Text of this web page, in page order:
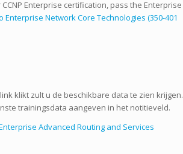
Enterprise certification, pass the Enterprise
Enterprise Network Core Technologies (350-401
klikt zult u de beschikbare data te zien krijgen.
trainingsdata aangeven in het notitieveld.
Advanced Routing and Services